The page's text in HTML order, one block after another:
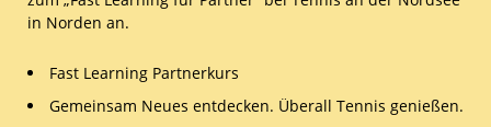
in Norden an.
Fast Learning Partnerkurs
Gemeinsam Neues entdecken. Überall Tennis genießen.